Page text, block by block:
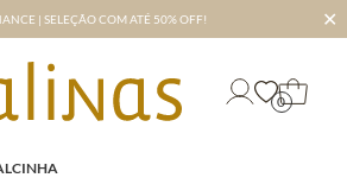
| SELEÇÃO COM ATÉ 50% OFF! ✕
0